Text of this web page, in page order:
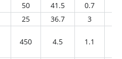
50 41.5 0.7
25 36.7 3
450 4.5 1.1